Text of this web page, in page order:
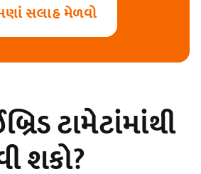
સલાહ મેળવો
ટામેટાંમાંથી
શકો?